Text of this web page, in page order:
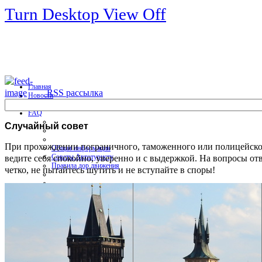
Turn Desktop View Off
Главная
Новости
FAQ
Общая информация
Советы Автотуристу
Правила дор.движения
Карты и путеводители
Интерактивная карта
Карты платных дорог
RSS рассылка
Случайный совет
При прохождении пограничного, таможенного или
ведите себя спокойно, уверенно и с выдержкой. На вопросы
четко, не пытайтесь шутить и не вступайте в споры!